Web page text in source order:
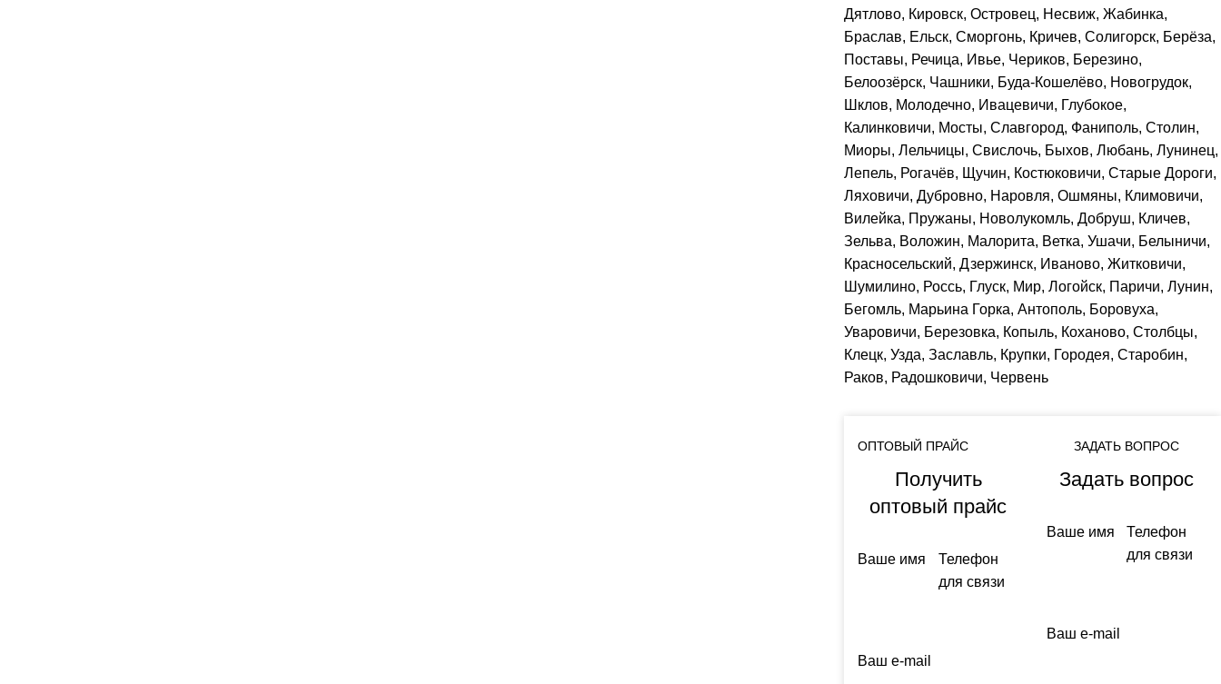
Дятлово, Кировск, Островец, Несвиж, Жабинка,
Браслав, Ельск, Сморгонь, Кричев, Солигорск, Берёза,
Поставы, Речица, Ивье, Чериков, Березино,
Белоозёрск, Чашники, Буда-Кошелёво, Новогрудок,
Шклов, Молодечно, Ивацевичи, Глубокое,
Калинковичи, Мосты, Славгород, Фаниполь, Столин,
Миоры, Лельчицы, Свислочь, Быхов, Любань, Лунинец,
Лепель, Рогачёв, Щучин, Костюковичи, Старые Дороги,
Ляховичи, Дубровно, Наровля, Ошмяны, Климовичи,
Вилейка, Пружаны, Новолукомль, Добруш, Кличев,
Зельва, Воложин, Малорита, Ветка, Ушачи, Белыничи,
Красносельский, Дзержинск, Иваново, Житковичи,
Шумилино, Россь, Глуск, Мир, Логойск, Паричи, Лунин,
Бегомль, Марьина Горка, Антополь, Боровуха,
Уваровичи, Березовка, Копыль, Коханово, Столбцы,
Клецк, Узда, Заславль, Крупки, Городея, Старобин,
Раков, Радошковичи, Червень
ОПТОВЫЙ ПРАЙС
Получить
оптовый прайс
Ваше имя
Телефон
для связи
Ваш e-mail
ЗАДАТЬ ВОПРОС
Задать вопрос
Ваше имя
Телефон
для связи
Ваш e-mail